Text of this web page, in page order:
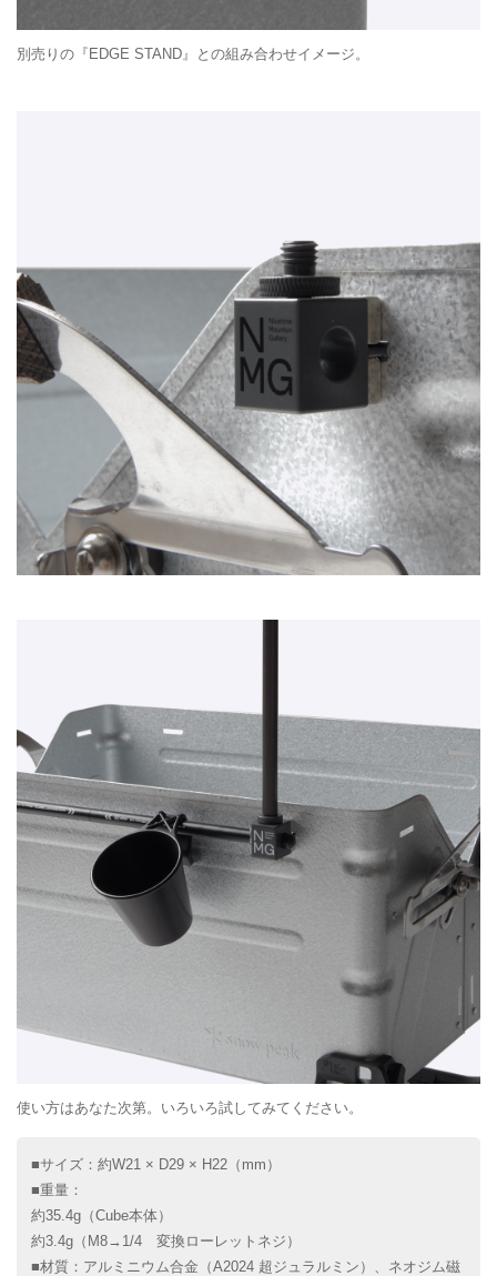
別売りの『EDGE STAND』との組み合わせイメージ。
使い方はあなた次第。いろいろ試してみてください。
■サイズ：約W21 × D29 × H22（mm）
■重量：
約35.4g（Cube本体）
約3.4g（M8→1/4 変換ローレットネジ）
■材質：アルミニウム合金（A2024 超ジュラルミン）、ネオジム磁